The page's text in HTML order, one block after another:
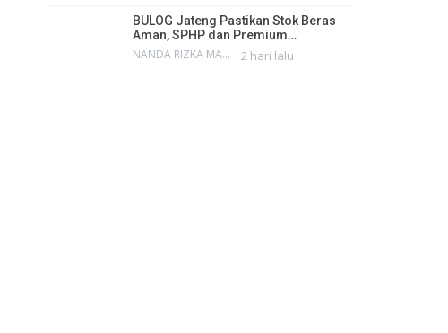
BULOG Jateng Pastikan Stok Beras
Aman, SPHP dan Premium…
NANDA RIZKA MAHENDRA 2 hari lalu